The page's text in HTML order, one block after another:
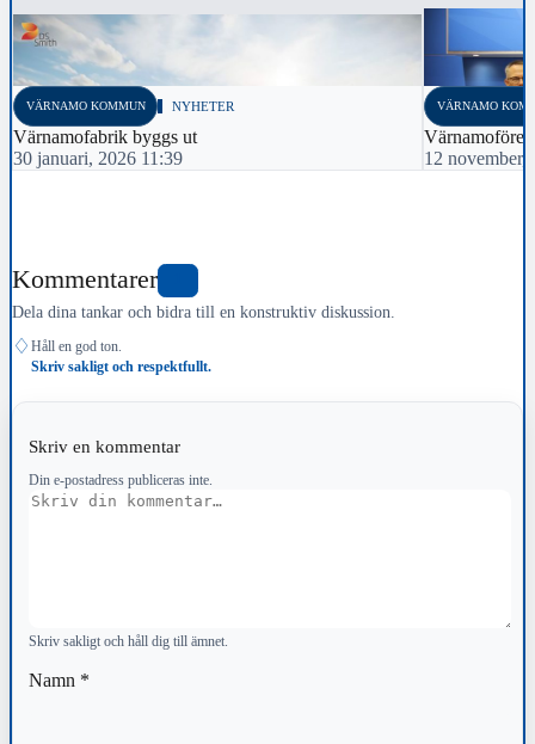
VÄRNAMO KOMMUN NYHETER
Värnamofabrik byggs ut
30 januari, 2026 11:39
VÄRNAMO
12 november,
Kommentarer
Dela dina tankar och bidra till en konstruktiv diskussion.
♢ Håll en god ton.
Skriv sakligt och respektfullt.
Skriv en kommentar
Din e-postadress publiceras inte.
Kommentar
Skriv sakligt och håll dig till ämnet.
Namn *